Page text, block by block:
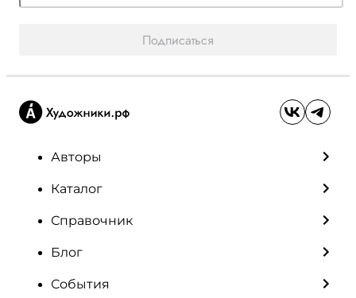
Подписаться
Авторы
Каталог
Справочник
Блог
События